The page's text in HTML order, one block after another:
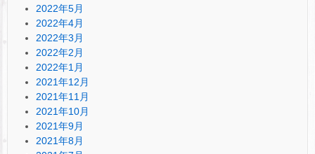
2022年5月
2022年4月
2022年3月
2022年2月
2022年1月
2021年12月
2021年11月
2021年10月
2021年9月
2021年8月